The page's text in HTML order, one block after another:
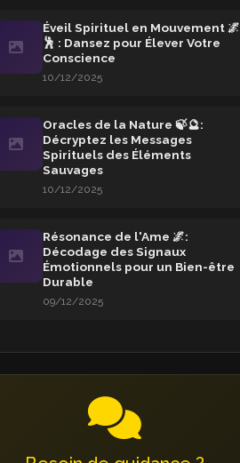
Éveil Spirituel en Mouvement 🌌
🕺 : Dansez pour Élever Votre
Conscience
10/12/2025
Oracles de la Nature 🍃🔮:
Décryptez les Messages
Spirituels des Éléments
Sauvages
10/12/2025
Résonance de l'Ame 🌌:
Décodage des Signaux
Émotionnels pour un Bien-être
Durable
09/12/2025